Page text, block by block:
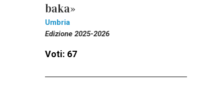
baka»
Umbria
Edizione 2025-2026
Voti: 67